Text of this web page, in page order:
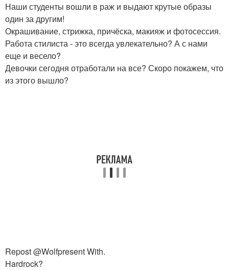
Наши студенты вошли в раж и выдают крутые образы
один за другим!
Окрашивание, стрижка, причёска, макияж и фотосессия.
Работа стилиста - это всегда увлекательно? А с нами
еще и весело?
Девочки сегодня отработали на все? Скоро покажем, что
из этого вышло?
Repost @Wolfpresent With.
Hardrock?